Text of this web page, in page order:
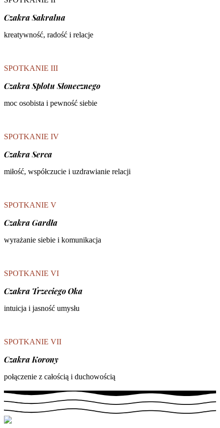
Czakra Sakralna
kreatywność, radość i relacje
SPOTKANIE III
Czakra Splotu Słonecznego
moc osobista i pewność siebie
SPOTKANIE IV
Czakra Serca
miłość, współczucie i uzdrawianie relacji
SPOTKANIE V
Czakra Gardła
wyrażanie siebie i komunikacja
SPOTKANIE VI
Czakra Trzeciego Oka
intuicja i jasność umysłu
SPOTKANIE VII
Czakra Korony
połączenie z całością i duchowością